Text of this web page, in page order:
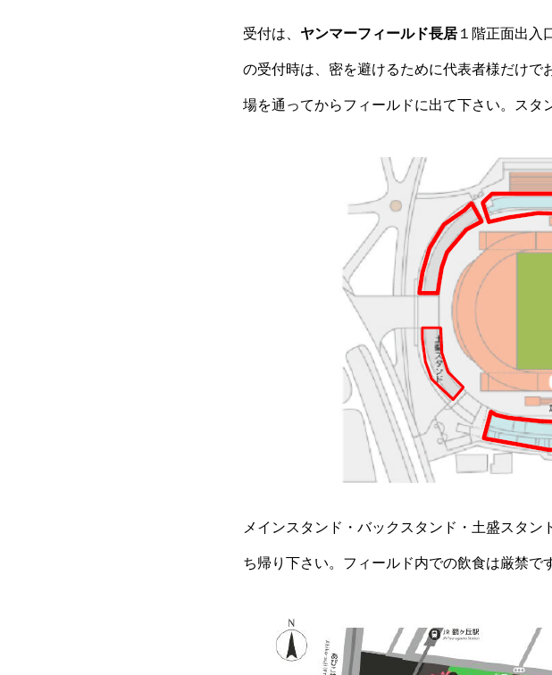
受付は、 ヤンマーフィールド長居 １階正面出入
の受付時は、密を避けるために代表者様だけ
場を通ってからフィールドに出て下さい。スタ
メインスタンド・バックスタンド・土盛スタ
ち帰り下さい。フィールド内での飲食は厳禁で